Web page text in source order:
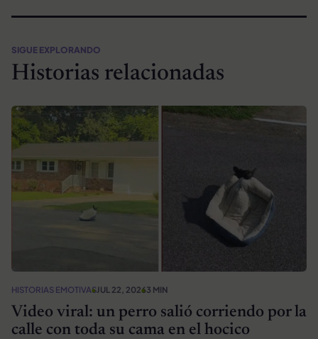
SIGUE EXPLORANDO
Historias relacionadas
HISTORIAS EMOTIVASJUL 22, 20263 MIN
Video viral: un perro salió corriendo por la
calle con toda su cama en el hocico